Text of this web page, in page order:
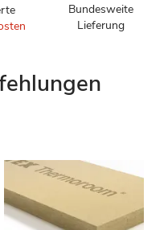
Bundesweite
Lieferung